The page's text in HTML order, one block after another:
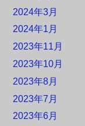
2024年3月
2024年1月
2023年11月
2023年10月
2023年8月
2023年7月
2023年6月